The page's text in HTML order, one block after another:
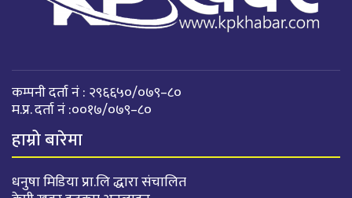
कम्पनी दर्ता नं : २९६६५०/०७९–८०
म.प्र. दर्ता नं :००१७/०७९–८०
हाम्रो बारेमा
धनुषा मिडिया प्रा.लि द्धारा संचालित